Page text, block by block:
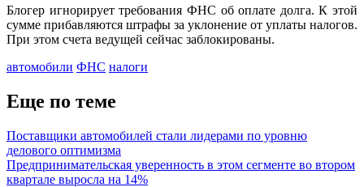
Блогер игнорирует требования ФНС об оплате долга. К этой
сумме прибавляются штрафы за уклонение от уплаты налогов.
При этом счета ведущей сейчас заблокированы.
автомобили ФНС налоги
Еще по теме
Поставщики автомобилей стали лидерами по уровню
делового оптимизма
Предпринимательская уверенность в этом сегменте во втором
квартале выросла на 14%